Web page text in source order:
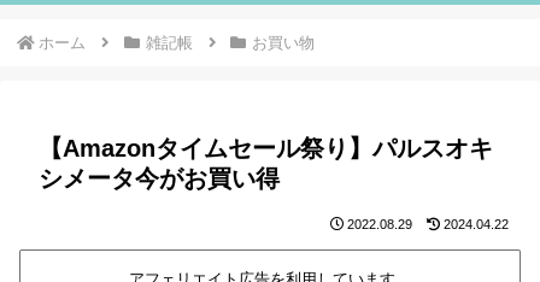
ホーム 雑記帳 お買い物
【Amazonタイムセール祭り】パルスオキ
シメータ今がお買い得
2022.08.29 2024.04.22